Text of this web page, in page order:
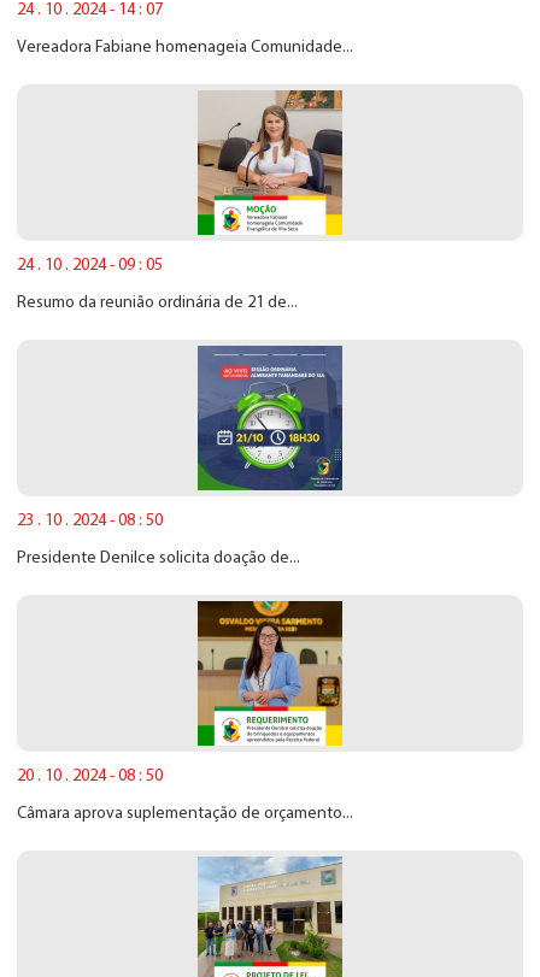
24 . 10 . 2024 - 14 : 07
Vereadora Fabiane homenageia Comunidade...
24 . 10 . 2024 - 09 : 05
Resumo da reunião ordinária de 21 de...
23 . 10 . 2024 - 08 : 50
Presidente Denilce solicita doação de...
20 . 10 . 2024 - 08 : 50
Câmara aprova suplementação de orçamento...